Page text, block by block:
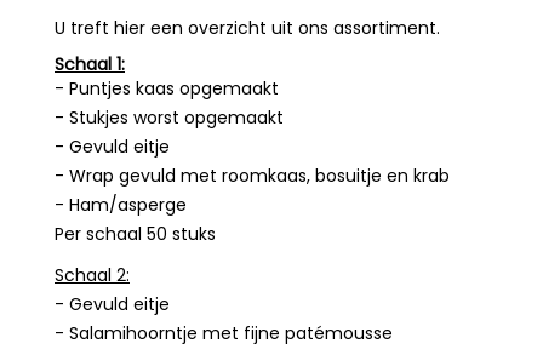
U treft hier een overzicht uit ons assortiment.
Schaal 1:
- Puntjes kaas opgemaakt
- Stukjes worst opgemaakt
- Gevuld eitje
- Wrap gevuld met roomkaas, bosuitje en krab
- Ham/asperge
Per schaal 50 stuks
Schaal 2:
- Gevuld eitje
- Salamihoorntje met fijne patémousse